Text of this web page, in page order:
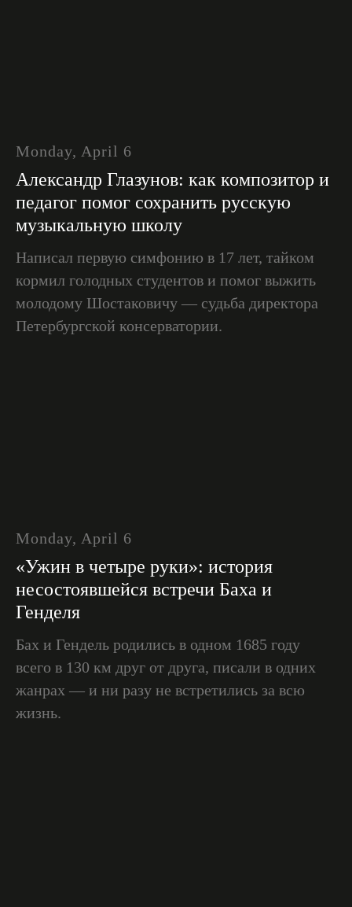
Monday, April 6
Александр Глазунов: как композитор и
педагог помог сохранить русскую
музыкальную школу
Написал первую симфонию в 17 лет, тайком
кормил голодных студентов и помог выжить
молодому Шостаковичу — судьба директора
Петербургской консерватории.
Monday, April 6
«Ужин в четыре руки»: история
несостоявшейся встречи Баха и
Генделя
Бах и Гендель родились в одном 1685 году
всего в 130 км друг от друга, писали в одних
жанрах — и ни разу не встретились за всю
жизнь.